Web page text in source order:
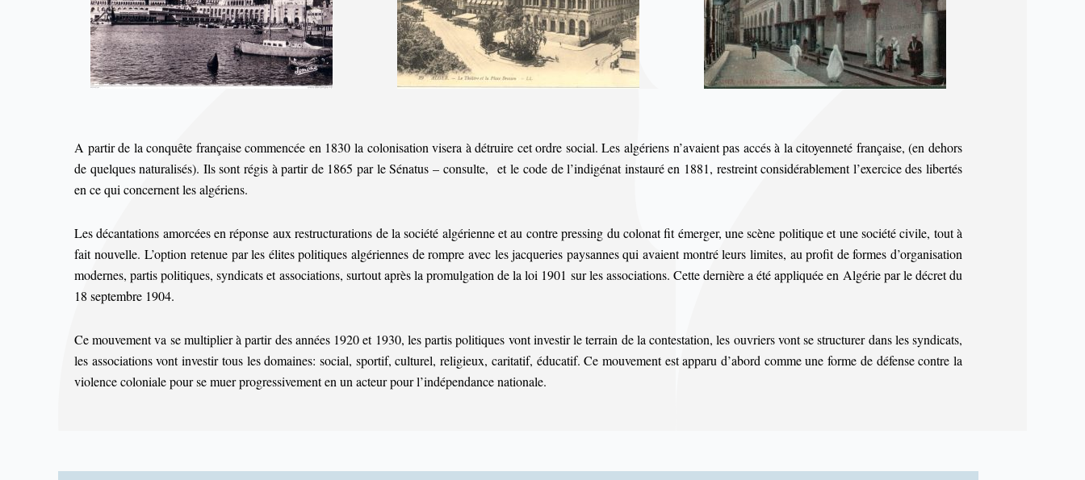
A partir de la conquête française commencée en 1830 la colonisation visera à détruire cet ordre social. Les algériens n’avaient pas accés à la citoyenneté française, (en dehors
de quelques naturalisés). Ils sont régis à partir de 1865 par le Sénatus – consulte, etle code de l’indigénat instauré en 1881, restreint considérablement l’exercice des libertés
en ce qui concernent les algériens.
Les décantations amorcées en réponse aux restructurations de la société algérienne et au contre pressing du colonat fit émerger, une scène politique et une société civile, tout à
fait nouvelle.L’option retenue par les élites politiques algériennes de rompre avec les jacqueries paysannes qui avaient montré leurs limites, au profit de formes d’organisation
modernes, partis politiques, syndicats et associations, surtout aprèsla promulgation de la loi 1901 sur les associations. Cette dernière a été appliquée en Algérie par le décret du
18 septembre 1904.
Ce mouvement va se multiplier à partir des années 1920 et 1930, les partis politiques vont investir le terrain de la contestation, les ouvriers vont se structurer dans les syndicats,
les associations vont investir tous les domaines: social, sportif, culturel, religieux, caritatif, éducatif. Ce mouvement est apparu d’abord comme une forme de défense contre la
violence coloniale pour se muer progressivement en un acteur pour l’indépendance nationale.